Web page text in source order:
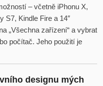
– včetně iPhonu X,
S7, Kindle Fire a 14″
„Všechna zařízení“ a vybrat
počítač. Jeho použití je
designu mých